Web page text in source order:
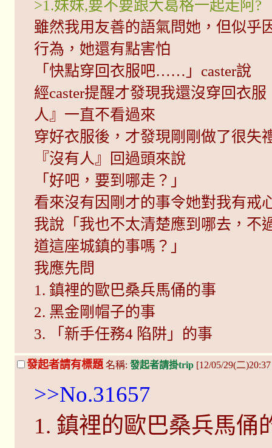
>1.妹妹,要不要跟大葛格一起走阿?
雖然我用友善的語氣問她，但似乎
行為，她還有點害怕
「快點穿回衣服吧……」caster說
經caster提醒才發現我還沒穿回衣
人』一直不看過來
穿好衣服後，才發現剛剛做了很失
『沒有人』回過頭來說
「好吧，要到哪走？」
看來沒有因剛才的事令她對我有戒
我說「我也不太清楚應到哪去，不
道這座城鎮的事嗎？」
我應先問
1. 鎮裡的歐巴桑兵馬俑的事
2. 黑金剛帽子的事
3. 「新手任務4 陷阱」的事
發起者請有標題 名稱: 發起者請掛trip [12/05/29(二
>>No.31657
1. 鎮裡的歐巴桑兵馬俑